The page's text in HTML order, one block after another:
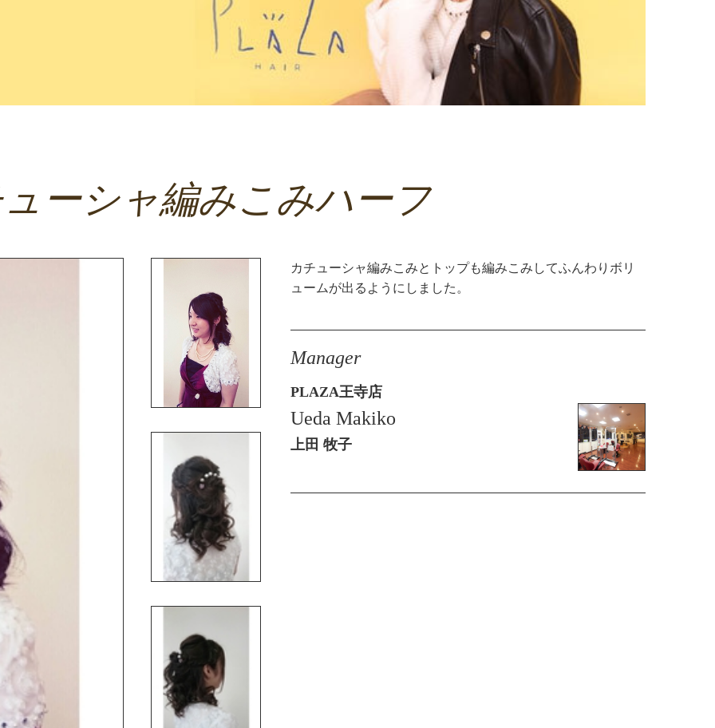
ーシャ編みこみハーフ
カチューシャ編みこみとトップも編みこみしてふんわりボリ
ュームが出るようにしました。
Manager
PLAZA王寺店
Ueda Makiko
上田 牧子